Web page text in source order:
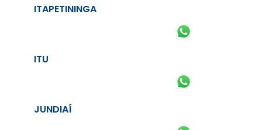
ITAPETININGA
ITU
JUNDIAÍ